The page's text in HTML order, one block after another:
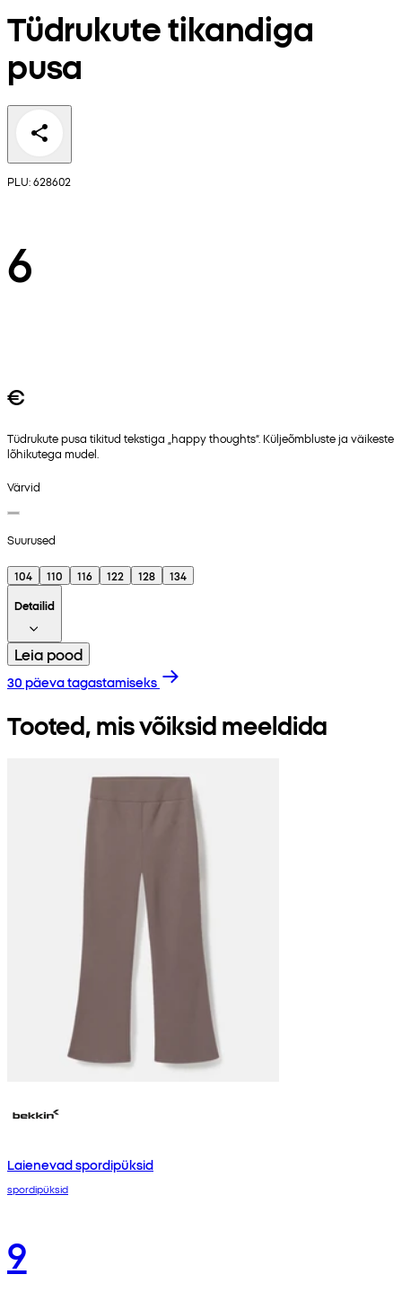
Tüdrukute tikandiga
pusa
PLU: 628602
6
€
Tüdrukute pusa tikitud tekstiga „happy thoughts“. Küljeõmbluste ja väikeste
lõhikutega mudel.
Värvid
Suurused
104 110 116 122 128
134
Detailid
Leia pood
30 päeva tagastamiseks
Tooted, mis võiksid meeldida
Laienevad spordipüksid
spordipüksid
9